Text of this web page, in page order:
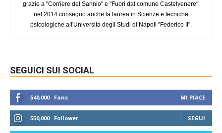
grazie a "Corriere del Sannio" e "Fuori dal comune Castelvenere",
nel 2014 conseguo anche la laurea in Scienze e tecniche
psicologiche all'Università degli Studi di Napoli "Federico II".
SEGUICI SUI SOCIAL
540,000 Fans MI PIACE
550,000 Follower SEGUI